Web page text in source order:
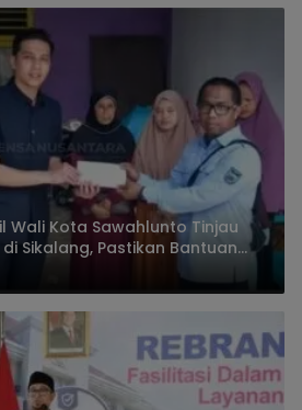
Wali Kota Sawahlunto Tinjau
Sikalang, Pastikan Bantuan
Bencana